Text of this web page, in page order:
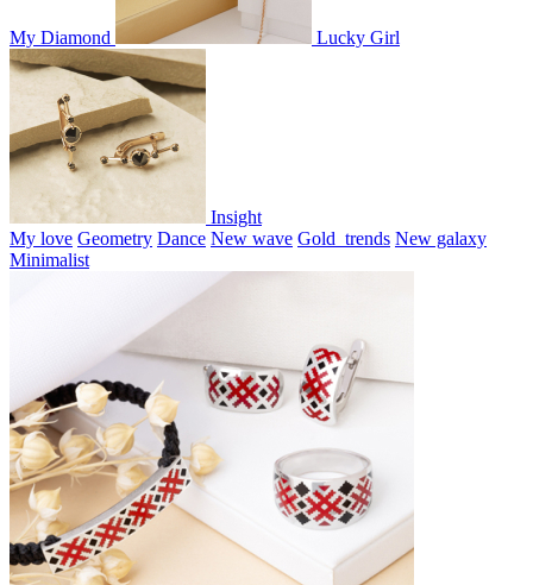
My Diamond Lucky Girl
Insight
My love Geometry Dance New wave Gold_trends New galaxy
Minimalist